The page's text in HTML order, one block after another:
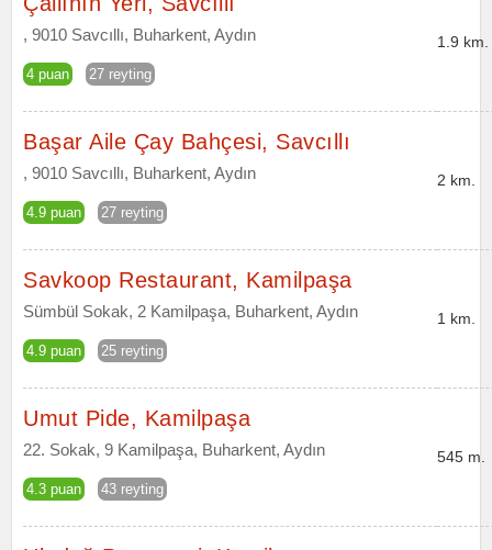
, 9010 Savcıllı, Buharkent, Aydın
4 puan 27 reyting
1.9 km.
Başar Aile Çay Bahçesi, Savcıllı
, 9010 Savcıllı, Buharkent, Aydın
4.9 puan 27 reyting
2 km.
Savkoop Restaurant, Kamilpaşa
Sümbül Sokak, 2 Kamilpaşa, Buharkent, Aydın
4.9 puan 25 reyting
1 km.
Umut Pide, Kamilpaşa
22. Sokak, 9 Kamilpaşa, Buharkent, Aydın
4.3 puan 43 reyting
545 m.